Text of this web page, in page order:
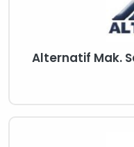
Alternatif Mak.